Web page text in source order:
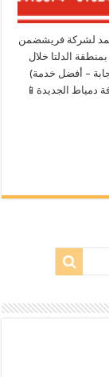
لشركة فريشضمن
الدلتا خلال
– أفضل خدمة)
دمياط الجديدة📱